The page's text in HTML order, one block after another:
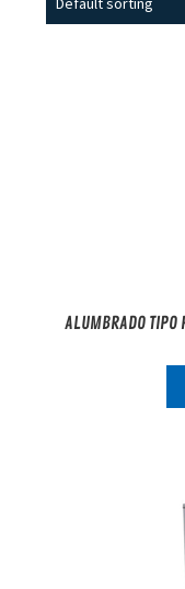
ALUMBRADO TIPO